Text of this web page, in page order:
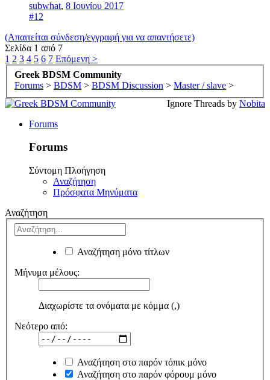
subwhat, 8 Ιουνίου 2017
#12
(Απαιτείται σύνδεση/εγγραφή για να απαντήσετε)
Σελίδα 1 από 7
1 2 3 4 5 6 7 Επόμενη >
Greek BDSM Community
Forums > BDSM > BDSM Discussion > Master / slave >
Ignore Threads by Nobita
Forums
Forums
Σύντομη Πλοήγηση
Αναζήτηση
Πρόσφατα Μηνύματα
Αναζήτηση
Αναζήτηση μόνο τίτλων
Μήνυμα μέλους:
Διαχωρίστε τα ονόματα με κόμμα (,)
Νεότερο από:
Αναζήτηση στο παρόν τόπικ μόνο
Αναζήτηση στο παρόν φόρουμ μόνο